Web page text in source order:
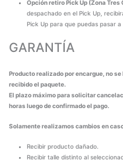
Opción retiro Pick Up (Zona Tres
despachado en el Pick Up,
Pick Up para que puedas pasar a
GARANTÍA
Producto realizado por encargue, no
recibido el paquete.
El plazo máximo para solicitar
horas luego de confirmado el pago.
Solamente realizamos cambios en
Recibir producto dañado.
Recibir talle distinto al